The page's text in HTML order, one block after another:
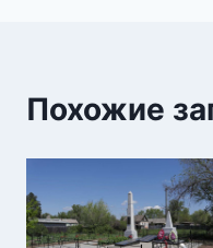
Похожие